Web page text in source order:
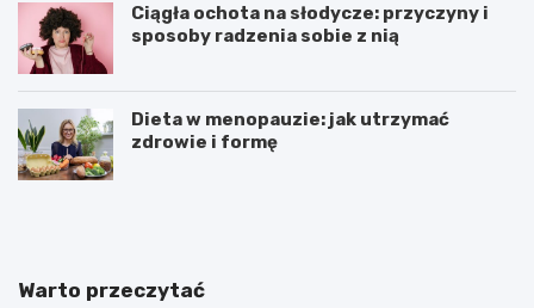
Ciągła ochota na słodycze: przyczyny i
sposoby radzenia sobie z nią
Dieta w menopauzie: jak utrzymać
zdrowie i formę
J
w
Z
e
Warto przeczytać